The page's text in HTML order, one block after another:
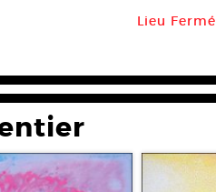
Lieu Fermé